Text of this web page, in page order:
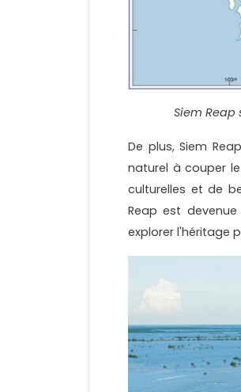
Siem
De plus, Siem
naturel à couper
culturelles et de
Reap est
explorer l'héritage